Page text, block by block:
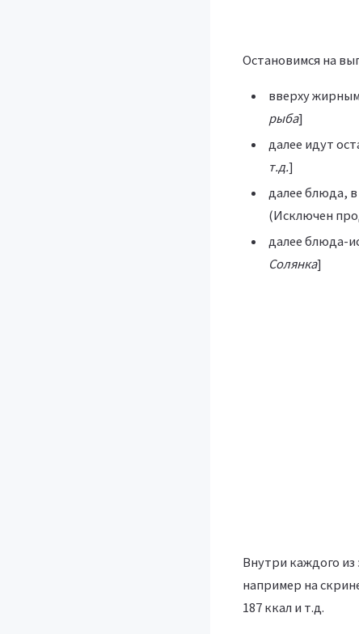
Остановимся на
вверху
рыба]
далее идут
т.д.]
далее блюда,
(Исключен
далее блюда-
Солянка]
Внутри каждого
например на
187 ккал и т.д.